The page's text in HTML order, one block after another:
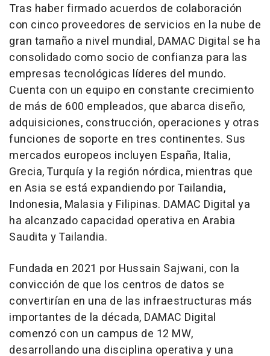
Tras haber firmado acuerdos de colaboración
con cinco proveedores de servicios en la nube de
gran tamaño a nivel mundial, DAMAC Digital se ha
consolidado como socio de confianza para las
empresas tecnológicas líderes del mundo.
Cuenta con un equipo en constante crecimiento
de más de 600 empleados, que abarca diseño,
adquisiciones, construcción, operaciones y otras
funciones de soporte en tres continentes. Sus
mercados europeos incluyen España, Italia,
Grecia, Turquía y la región nórdica, mientras que
en Asia se está expandiendo por Tailandia,
Indonesia, Malasia y Filipinas. DAMAC Digital ya
ha alcanzado capacidad operativa en Arabia
Saudita y Tailandia.
Fundada en 2021 por Hussain Sajwani, con la
convicción de que los centros de datos se
convertirían en una de las infraestructuras más
importantes de la década, DAMAC Digital
comenzó con un campus de 12 MW,
desarrollando una disciplina operativa y una